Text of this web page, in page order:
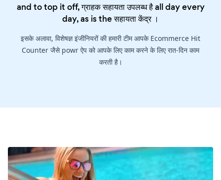
and to top it off, ग्राहक सहायता उपलब्ध है all day every
day, as is theसहायता केंद्र।
इसके अलावा, विशेषज्ञ इंजीनियरों की हमारी टीम आपके Ecommerce Hit
Counter जैसे powr ऐप को आपके लिए काम करने के लिए रात-दिन काम
करती है।